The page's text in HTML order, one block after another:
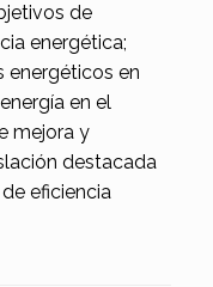
de
energética;
energéticos en
en el
mejora y
destacada
eficiencia